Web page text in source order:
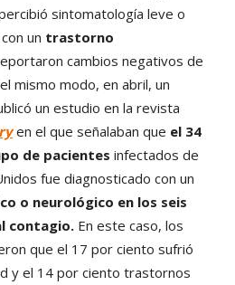
sintomatología leve o
un trastorno
cambios negativos de
mismo modo, en abril, un
un estudio en la revista
en el que señalaban que el 34
de pacientes infectados de
fue diagnosticado con un
o neurológico en los seis
contagio. En este caso, los
que el 17 por ciento sufrió
y el 14 por ciento trastornos